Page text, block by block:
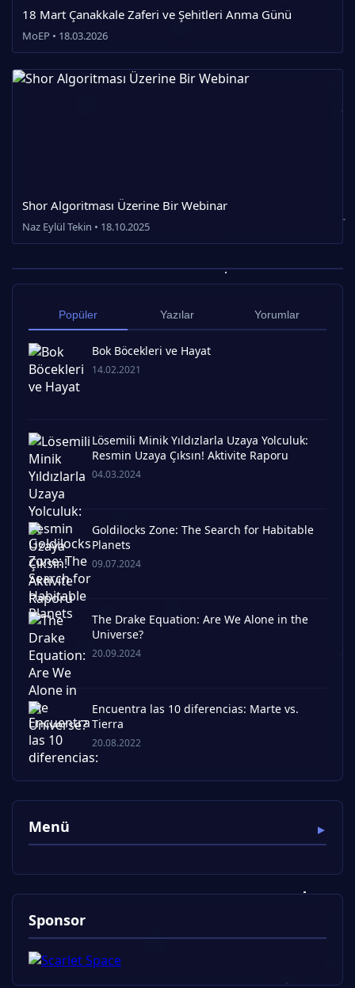
18 Mart Çanakkale Zaferi ve Şehitleri Anma Günü
MoEP • 18.03.2026
Shor Algoritması Üzerine Bir Webinar
Naz Eylül Tekin • 18.10.2025
Popüler Yazılar Yorumlar
Bok Böcekleri ve Hayat
14.02.2021
Lösemili Minik Yıldızlarla Uzaya Yolculuk:
Resmin Uzaya Çıksın! Aktivite Raporu
04.03.2024
Goldilocks Zone: The Search for Habitable
Planets
09.07.2024
The Drake Equation: Are We Alone in the
Universe?
20.09.2024
Encuentra las 10 diferencias: Marte vs.
Tierra
20.08.2022
Menü
Sponsor